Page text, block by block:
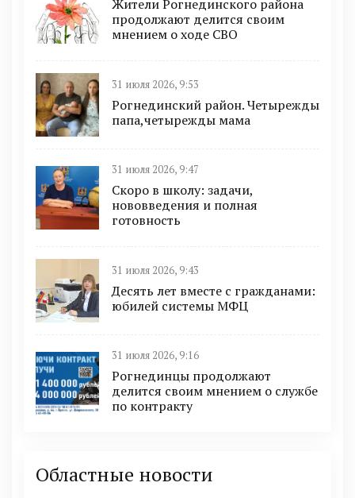
Жители Рогнединского района
продолжают делится своим
мнением о ходе СВО
31 июля 2026, 9:53
Рогнединский район. Четырежды
папа,четырежды мама
31 июля 2026, 9:47
Скоро в школу: задачи,
нововведения и полная
готовность
31 июля 2026, 9:43
Десять лет вместе с гражданами:
юбилей системы МФЦ
31 июля 2026, 9:16
Рогнединцы продолжают
делится своим мнением о службе
по контракту
Областные новости